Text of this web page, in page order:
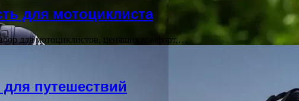
для мотоциклиста
для мотоциклистов, ценящих комфорт,…
путешествий